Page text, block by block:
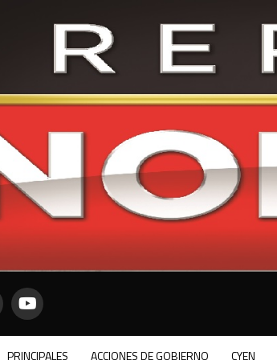
PRINCIPALES ACCIONES DE GOBIERNO CYEN